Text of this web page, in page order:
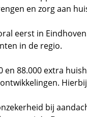
en zorg aan
eerst in
in de regio.
en 88.000 extra
bij